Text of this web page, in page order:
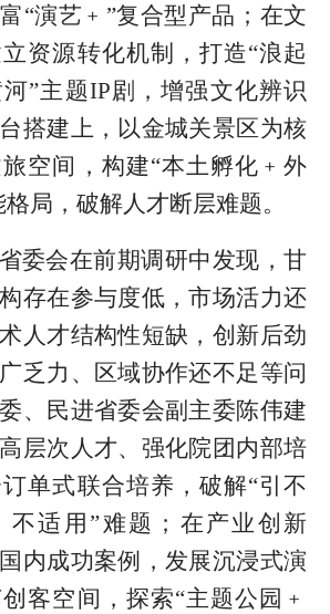
“演艺﹢”复合型产品；在文
资源转化机制，打造“浪起
”主题IP剧，增强文化辨识
搭建上，以金城关景区为核
空间，构建“本土孵化﹢外
局，破解人才断层难题。
委会在前期调研中发现，甘
存在参与度低，市场活力还
人才结构性短缺，创新后劲
乏力、区域协作还不足等问
、民进省委会副主委陈伟建
层次人才、强化院团内部培
单式联合培养，破解“引不
不适用”难题；在产业创新
内成功案例，发展沉浸式演
客空间，探索“主题公园﹢